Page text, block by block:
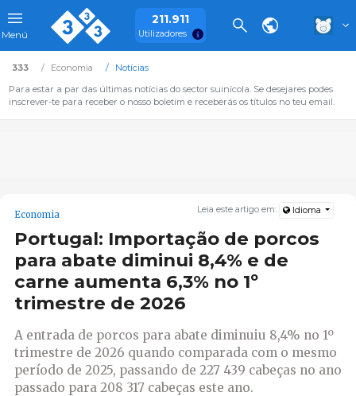
Menú
211.911
Utilizadores
333 Economia
Notícias
Para estar a par das últimas notícias do sector suinícola. Se desejares podes
inscrever-te para receber o nosso boletim e receberás os títulos no teu email.
Leia este artigo em: Idioma
Economia
Portugal: Importação de porcos
para abate diminui 8,4% e de
carne aumenta 6,3% no 1º
trimestre de 2026
A entrada de porcos para abate diminuiu 8,4% no 1º
trimestre de 2026 quando comparada com o mesmo
período de 2025, passando de 227 439 cabeças no ano
passado para 208 317 cabeças este ano.